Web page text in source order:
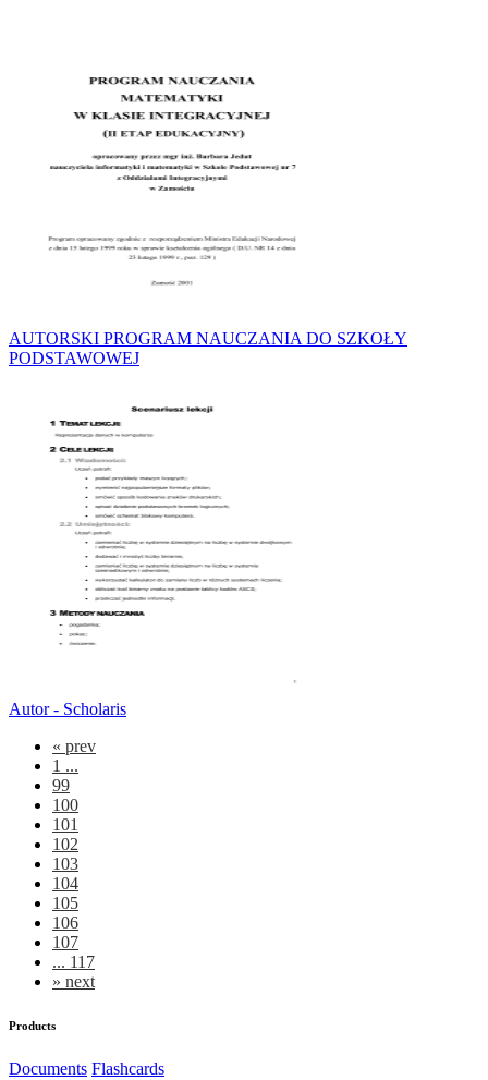
AUTORSKI PROGRAM NAUCZANIA DO SZKOŁY
PODSTAWOWEJ
Autor - Scholaris
« prev
1 ...
99
100
101
102
103
104
105
106
107
... 117
» next
Products
Documents Flashcards